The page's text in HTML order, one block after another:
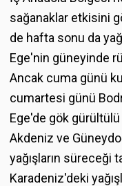
sağanaklar etkisini
de hafta sonu da
Ege'nin güneyinde
Ancak cuma günü
cumartesi günü
Ege'de gök
Akdeniz ve
yağışların süreceği
Karadeniz'deki